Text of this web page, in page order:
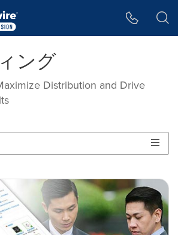
ング
Distribution and Drive